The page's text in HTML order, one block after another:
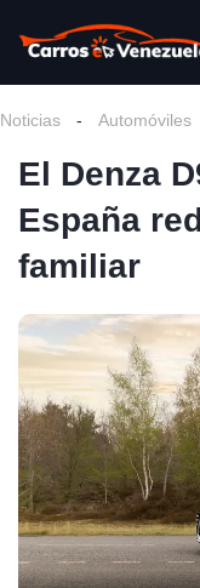
Noticias - Automóviles
El Denza
España
familiar